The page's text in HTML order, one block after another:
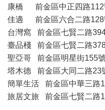
康橋 前金區中正四路
佳適 前金區六合二路
台灣窩 前金區七賢二路
臺品棧 前金區七賢二路
聖亞哥 前金區明星街
塔木德 前金區大同二路
簡單生活 前金區中華三路
旅居文旅 前金區七賢二路